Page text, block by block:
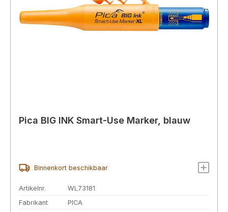
Pica BIG INK Smart-Use Marker, blauw
Binnenkort beschikbaar
Artikelnr.
WL73181
Fabrikant
PICA